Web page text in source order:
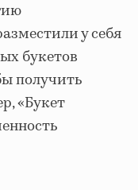
у себя
букетов
получить
«Букет